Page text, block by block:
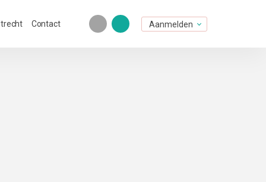
Contact Aanmelden